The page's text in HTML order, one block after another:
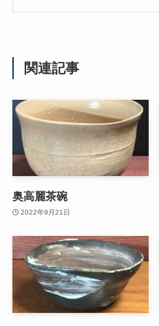
関連記事
奥高麗茶碗
2022年9月21日